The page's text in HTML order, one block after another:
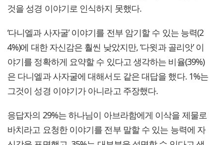
것을 성경 이야기로 인식하지 못했다.
‘다니엘과 사자굴’ 이야기를 전부 암기할 수 있는 능력(2
4%)에 대한 자신감은 훨씬 낮았지만, ‘다윗과 골리앗’ 이
야기를 정확하게 요약할 수 있다고 생각하는 비율(39%)
은 다니엘과 사자굴에 대해서도 같은 대답을 했다. 1%는
그것이 성경 이야기가 아니라고 주장했다.
응답자의 29%는 하나님이 아브라함에게 이삭을 제물로
바치라고 요청한 이야기를 전부 말할 수 있는 능력에 자